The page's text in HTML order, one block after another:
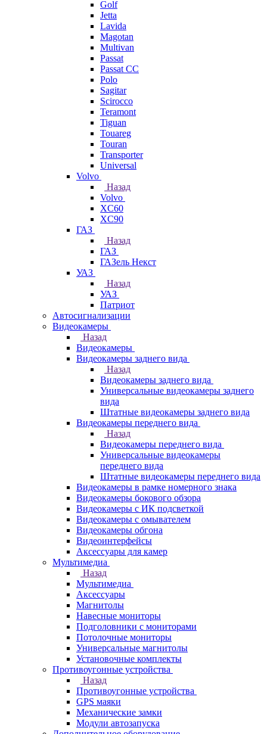
Golf
Jetta
Lavida
Magotan
Multivan
Passat
Passat CC
Polo
Sagitar
Scirocco
Teramont
Tiguan
Touareg
Touran
Transporter
Universal
Volvo
Назад
Volvo
XC60
XC90
ГАЗ
Назад
ГАЗ
ГАЗель Некст
УАЗ
Назад
УАЗ
Патриот
Автосигнализации
Видеокамеры
Назад
Видеокамеры
Видеокамеры заднего вида
Назад
Видеокамеры заднего вида
Универсальные видеокамеры заднего
вида
Штатные видеокамеры заднего вида
Видеокамеры переднего вида
Назад
Видеокамеры переднего вида
Универсальные видеокамеры
переднего вида
Штатные видеокамеры переднего вида
Видеокамеры в рамке номерного знака
Видеокамеры бокового обзора
Видеокамеры с ИК подсветкой
Видеокамеры с омывателем
Видеокамеры обгона
Видеоинтерфейсы
Аксессуары для камер
Мультимедиа
Назад
Мультимедиа
Аксессуары
Магнитолы
Навесные мониторы
Подголовники с мониторами
Потолочные мониторы
Универсальные магнитолы
Установочные комплекты
Противоугонные устройства
Назад
Противоугонные устройства
GPS маяки
Механические замки
Модули автозапуска